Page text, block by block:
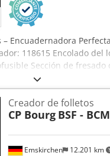
Encuadernadora
118615 Encolado
Sección de fresado
Formato de papel:
máx. 385 x 750 mm
80 – 300 g/m²
2.020 x 2.400 x
su visita; tenemos
en Emskirchen/
Emskirchen 12.201 km
Creador de folletos
CP Bourg BSF -